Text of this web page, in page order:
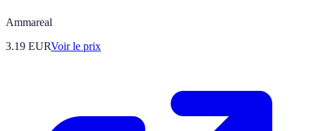
Ammareal
3.19 EURVoir le prix